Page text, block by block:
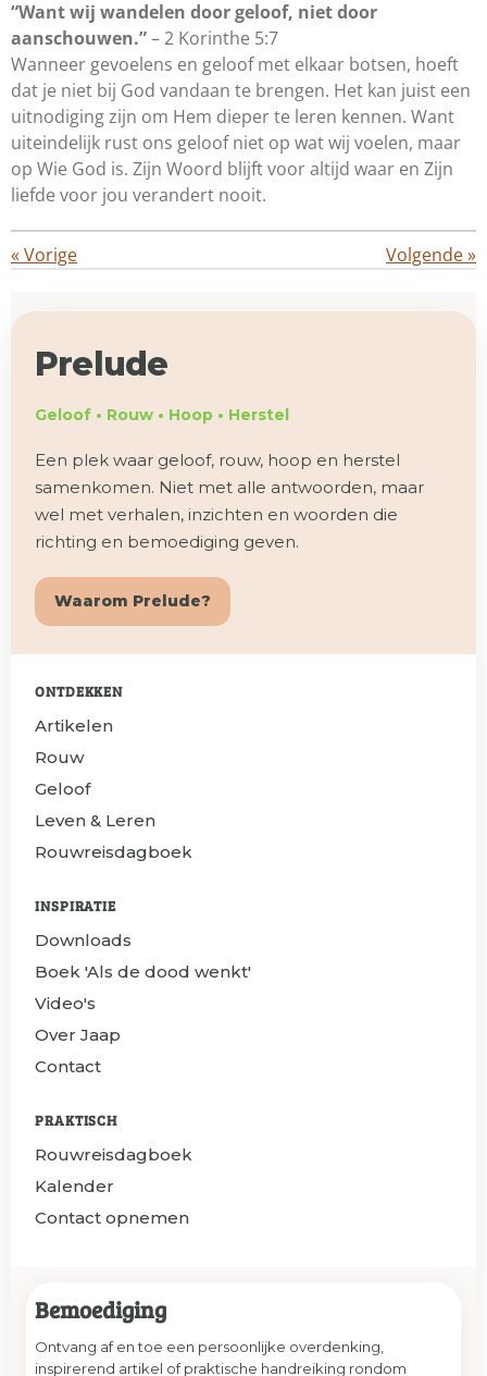
“Want wij wandelen door geloof, niet door
aanschouwen.”– 2 Korinthe 5:7
Wanneer gevoelens en geloof met elkaar botsen, hoeft
dat je niet bij God vandaan te brengen. Het kan juist een
uitnodiging zijn om Hem dieper te leren kennen. Want
uiteindelijk rust ons geloof niet op wat wij voelen, maar
op Wie God is. Zijn Woord blijft voor altijd waar en Zijn
liefde voor jou verandert nooit.
«Vorige Volgende»
Prelude
Geloof • Rouw • Hoop • Herstel
Een plek waar geloof, rouw, hoop en herstel
samenkomen. Niet met alle antwoorden, maar
wel met verhalen, inzichten en woorden die
richting en bemoediging geven.
Waarom Prelude?
ONTDEKKEN
Artikelen
Rouw
Geloof
Leven & Leren
Rouwreisdagboek
INSPIRATIE
Downloads
Boek 'Als de dood wenkt'
Video's
Over Jaap
Contact
PRAKTISCH
Rouwreisdagboek
Kalender
Contact opnemen
Bemoediging
Ontvang af en toe een persoonlijke overdenking,
inspirerend artikel of praktische handreiking rondom